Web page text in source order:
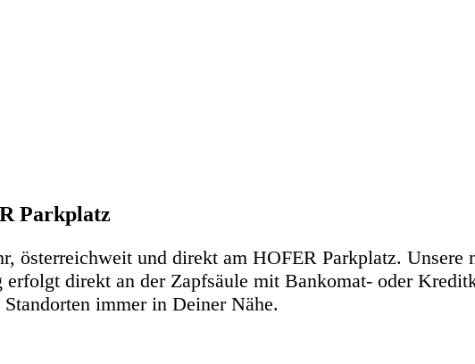
Parkplatz
österreichweit und direkt am HOFER Parkplatz. Unsere
direkt an der Zapfsäule mit Bankomat- oder
immer in Deiner Nähe.